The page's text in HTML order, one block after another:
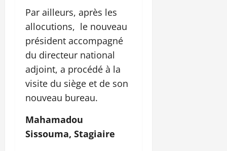
Par ailleurs, après les
allocutions, le nouveau
président accompagné
du directeur national
adjoint, a procédé à la
visite du siège et de son
nouveau bureau.
Mahamadou
Sissouma, Stagiaire